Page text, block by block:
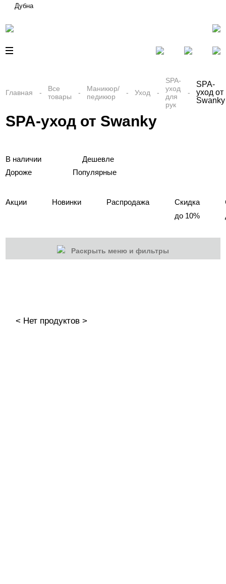
Дубна
Главная
Все
товары
Маникюр/
педикюр
Уход
SPA-
уход
для
рук
SPA-
уход от
Swanky
SPA-уход от Swanky
В наличии
Дешевле
Дороже
Популярные
Акции Новинки Распродажа
Скидка
до 10%
Раскрыть меню и фильтры
Скоро в продаже
< Нет продуктов >